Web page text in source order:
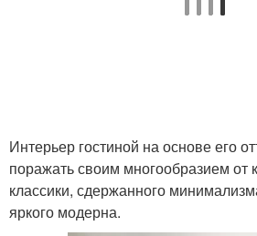
Интерьер гостиной на основе его
поражать своим многообразием от
классики, сдержанного
яркого модерна.